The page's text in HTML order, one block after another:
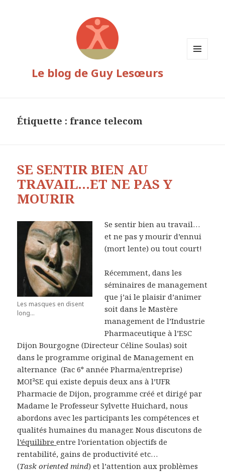
Le blog de Guy Lesœurs
Étiquette : france telecom
SE SENTIR BIEN AU
TRAVAIL…ET NE PAS Y
MOURIR
Les masques en disent
long...
Se sentir bien au travail…
et ne pas y mourir d’ennui
(mort lente) ou tout court!
Récemment, dans les
séminaires de management
que j’ai le plaisir d’animer
soit dans le Mastère
management de l’Industrie
Pharmaceutique à l’ESC
Dijon Bourgogne (Directeur Céline Soulas) soit
dans le programme original de Management en
alternance (Fac 6° année Pharma/entreprise)
MOI²SE qui existe depuis deux ans à l’UFR
Pharmacie de Dijon, programme créé et dirigé par
Madame le Professeur Sylvette Huichard, nous
abordons avec les participants les compétences et
qualités humaines du manager. Nous discutons de
l’équilibreentre l’orientation objectifs de
rentabilité, gains de productivité etc…
(Task oriented mind) et l’attention aux problèmes